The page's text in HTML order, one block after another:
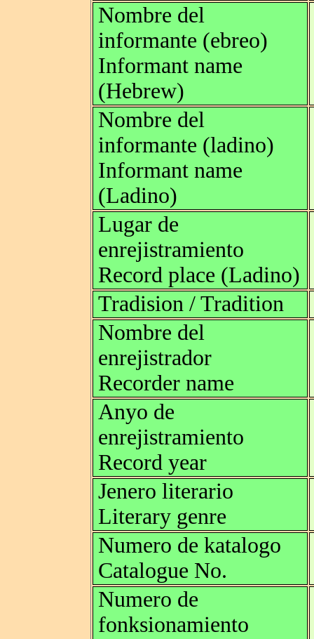
Nombre del
informante (ebreo)
Informant name
(Hebrew)
Nombre del
informante (ladino)
Informant name
(Ladino)
Lugar de
enrejistramiento
Record place (Ladino)
Tradision / Tradition
Nombre del
enrejistrador
Recorder name
Anyo de
enrejistramiento
Record year
Jenero literario
Literary genre
Numero de katalogo
Catalogue No.
Numero de
fonksionamiento